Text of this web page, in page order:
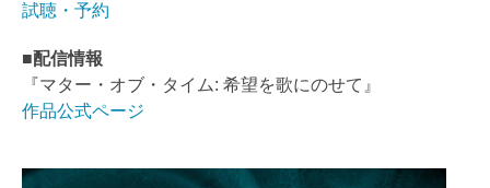
試聴・予約
■配信情報
『マター・オブ・タイム: 希望を歌にのせて』
作品公式ページ